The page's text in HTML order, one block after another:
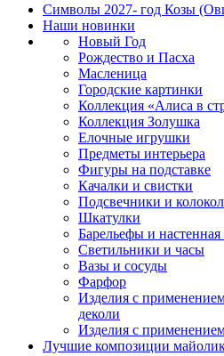
Символы 2027- год Козы
Наши новинки
Новый Год
Рождество и Пасха
Масленица
Городские картинки
Коллекция «Алиса в
Коллекция Золушка
Елочные игрушки
Предметы интерьера
Фигуры на подставке
Качалки и свистки
Подсвечники и
Шкатулки
Барельефы и настенная
Светильники и часы
Вазы и сосуды
Фарфор
Изделия с
деколи
Изделия с
Лучшие композиции